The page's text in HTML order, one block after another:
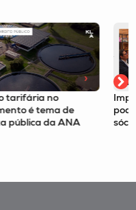
Seletivo é tema no
Tax Route com o
Felipe Omori